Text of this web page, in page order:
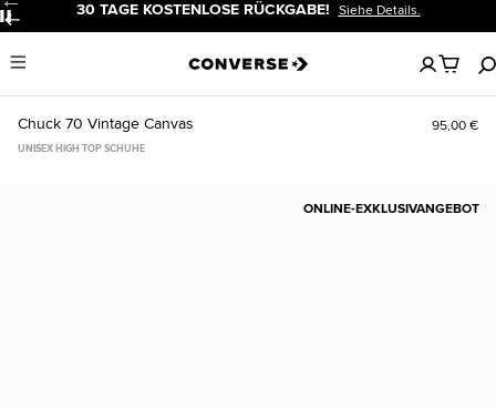
Pause 30 TAGE KOSTENLOSE RÜCKGABE! Siehe Details.
Menu
Keine
artikel
in
Chuck 70 Vintage Canvas 95,00 €
UNISEX HIGH TOP SCHUHE
ONLINE-EXKLUSIVANGEBOT